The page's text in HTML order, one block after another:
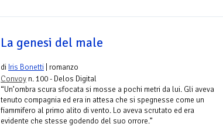
La genesi del male
di Iris Bonetti | romanzo
Convoy n. 100 - Delos Digital
“Un’ombra scura sfocata si mosse a pochi metri da lui. Gli aveva
tenuto compagnia ed era in attesa che si spegnesse come un
fiammifero al primo alito di vento. Lo aveva scrutato ed era
evidente che stesse godendo del suo orrore.”